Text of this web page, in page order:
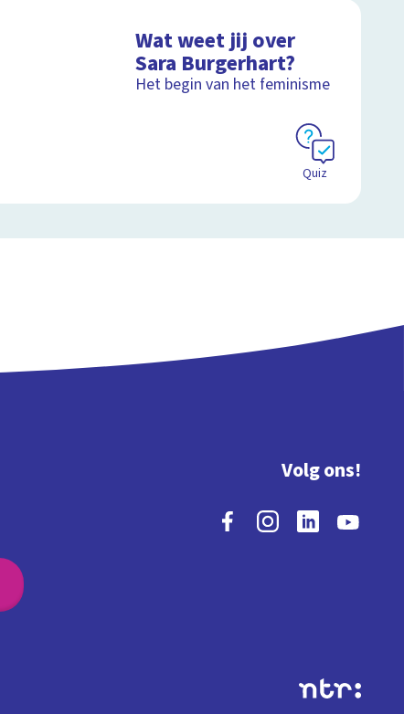
Wat weet jij over
Sara Burgerhart?
Het begin van het feminisme
Quiz
Volg ons!